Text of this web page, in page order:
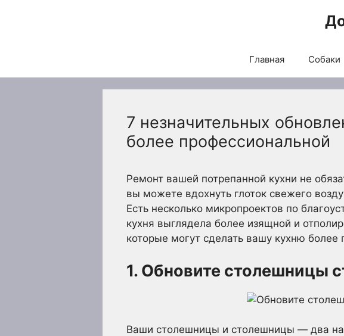
Главная Собаки
7 незначительных
более профессиональной
Ремонт вашей потрепанной кухни не
вы можете вдохнуть глоток свежего
Есть несколько микропроектов по
кухня выглядела более изящной и
которые могут сделать вашу кухню более
1. Обновите столешницы
Ваши столешницы и столешницы — два